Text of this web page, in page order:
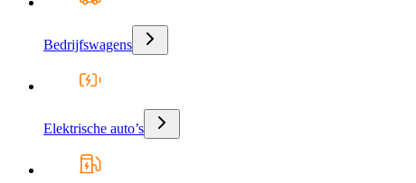
Bedrijfswagens
Elektrische auto’s